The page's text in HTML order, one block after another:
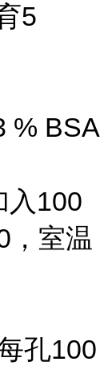
5
% BSA
入100
，室温
孔100